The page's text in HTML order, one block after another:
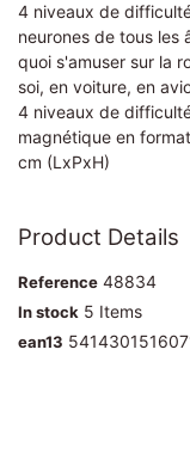
4 niveaux de
neurones de tous les
quoi s'amuser sur la
soi, en voiture, en
4 niveaux de
magnétique en
cm (LxPxH)
Product Details
Reference 48834
In stock 5 Items
ean13